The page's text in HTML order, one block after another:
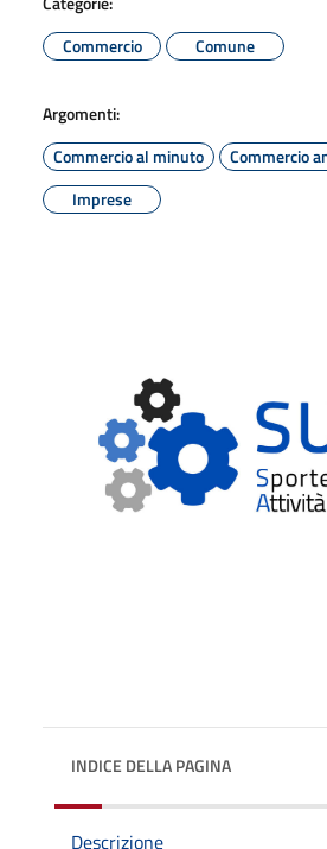
Commercio
Comune
Argomenti:
Commercio al minuto
Commercio
Imprese
INDICE DELLA PAGINA
Descrizione